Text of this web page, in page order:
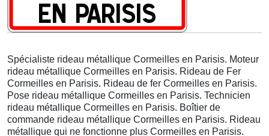
Spécialiste rideau métallique Cormeilles en Parisis. Moteur
rideau métallique Cormeilles en Parisis. Rideau de Fer
Cormeilles en Parisis. Rideau de fer Cormeilles en Parisis.
Pose rideau métallique Cormeilles en Parisis. Technicien
rideau métallique Cormeilles en Parisis. Boîtier de
commande rideau métallique Cormeilles en Parisis. Rideau
métallique qui ne fonctionne plus Cormeilles en Parisis.